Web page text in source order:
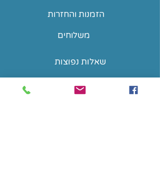
הזמנות והחזרות
משלוחים
שאלות נפוצות